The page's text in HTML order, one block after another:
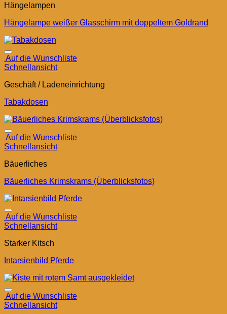
Hängelampen
Hängelampe weißer Glasschirm mit doppeltem Goldrand
Auf die Wunschliste
Schnellansicht
Geschäft / Ladeneinrichtung
Tabakdosen
Auf die Wunschliste
Schnellansicht
Bäuerliches
Bäuerliches Krimskrams (Überblicksfotos)
Auf die Wunschliste
Schnellansicht
Starker Kitsch
Intarsienbild Pferde
Auf die Wunschliste
Schnellansicht